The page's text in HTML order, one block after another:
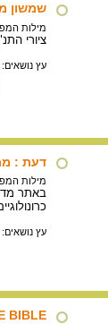
שמשון
מילות
ציורי התנ"ך
עץ נושאים:
דעת :
מילות
באתר
עץ נושאים:
BIBLE